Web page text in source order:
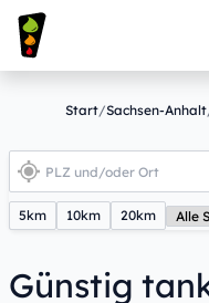
Start/Sachsen-Anhalt
5km 10km 20km
Günstig